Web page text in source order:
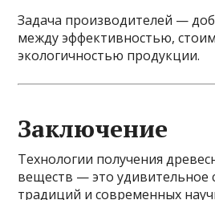
Задача производителей —
между эффективностью,
экологичностью продукции.
Заключение
Технологии получения
веществ — это удивительное
традиций и современных